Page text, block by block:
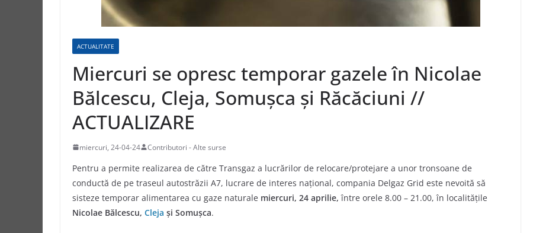
ACTUALITATE
Miercuri se opresc temporar gazele în Nicolae
Bălcescu, Cleja, Somușca și Răcăciuni //
ACTUALIZARE
miercuri, 24-04-24 Contributori - Alte surse
Pentru a permite realizarea de către Transgaz a lucrărilor de relocare/protejare a unor tronsoane de
conductă de pe traseul autostrăzii A7, lucrare de interes național, compania Delgaz Grid este nevoită să
sisteze temporar alimentarea cu gaze naturale miercuri, 24 aprilie, între orele 8.00 – 21.00, în localitățile
Nicolae Bălcescu, Cleja și Somușca.